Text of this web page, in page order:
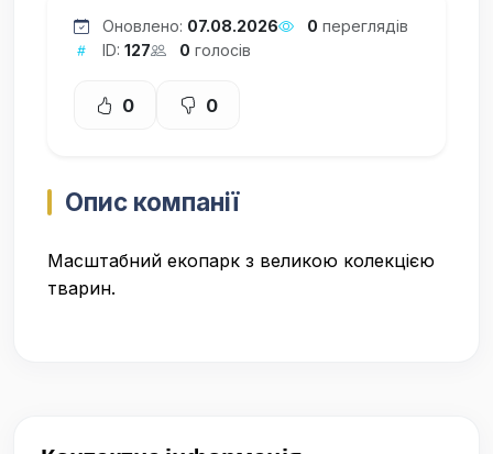
Оновлено: 07.08.2026 0 переглядів
ID: 127 0 голосів
0 0
Опис компанії
Масштабний екопарк з великою колекцією
тварин.